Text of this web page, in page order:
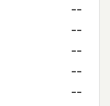
--
--
--
--
--